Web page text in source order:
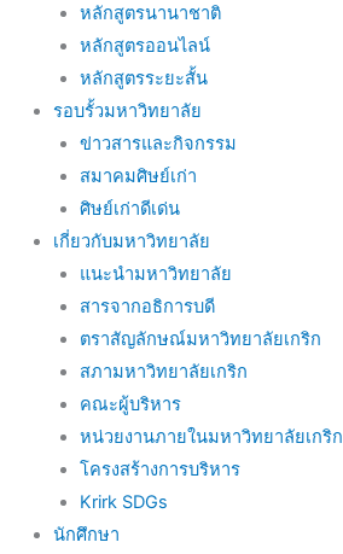
หลักสูตรนานาชาติ
หลักสูตรออนไลน์
หลักสูตรระยะสั้น
รอบรั้วมหาวิทยาลัย
ข่าวสารและกิจกรรม
สมาคมศิษย์เก่า
ศิษย์เก่าดีเด่น
เกี่ยวกับมหาวิทยาลัย
แนะนำมหาวิทยาลัย
สารจากอธิการบดี
ตราสัญลักษณ์มหาวิทยาลัยเกริก
สภามหาวิทยาลัยเกริก
คณะผู้บริหาร
หน่วยงานภายในมหาวิทยาลัยเกริก
โครงสร้างการบริหาร
Krirk SDGs
นักศึกษา